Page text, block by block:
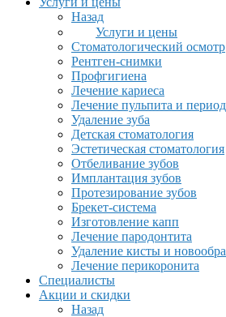
Назад
Услуги и цены
Стоматологический осмотр
Рентген-снимки
Профгигиена
Лечение кариеса
Лечение пульпита и
Удаление зуба
Детская стоматология
Эстетическая стоматология
Отбеливание зубов
Имплантация зубов
Протезирование зубов
Брекет-система
Изготовление капп
Лечение пародонтита
Удаление кисты и
Лечение перикоронита
Специалисты
Акции и скидки
Назад